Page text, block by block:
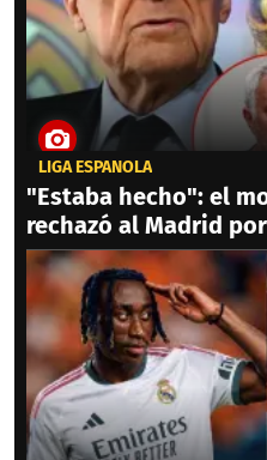
LIGA ESPAÑOLA
"Estaba hecho": el
rechazó al Madrid